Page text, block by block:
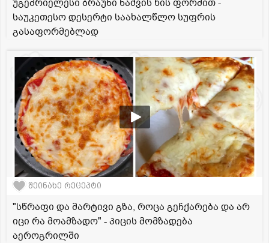
უგემრიელესი ბრაუნი ნაძვის ხის ფორმით -
საუკეთესო დესერტი საახალწლო სუფრის
გასაფორმებლად
შეინახე რეცეპტი
"სწრაფი და მარტივი გზა, როცა გეჩქარება და არ
იცი რა მოამზადო" - პიცის მომზადება
აეროგრილში